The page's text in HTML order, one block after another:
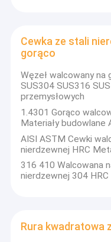
Kontrola jakości
Skontaktuj się z
Cewka ze stali
gorąco
Węzeł walcowany
SUS304 SUS316
przemysłowych
1.4301 Gorąco
Materiały
AISI ASTM Cewki
nierdzewnej HRC
316 410 Walcowana
nierdzewnej 304
Rura kwadratowa
zaufaniem
przestrzegamy
TISCO, ZPSS,
solidną siłą,
zapewnić
stali
negocjacjach!
Płytka ze stali
304 (0 cr18ni9) 304
cr18ni9ti) 316 (0
cr17ni14mo2) 310
Fabryka firmy: